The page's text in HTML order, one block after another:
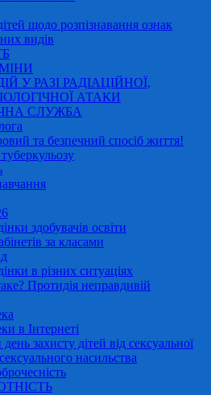
щодо розпізнавання ознак
видів
У РАЗІ РАДІАЦІЙНОЇ,
АТАКИ
СЛУЖБА
та безпечний спосіб життя!
здобувачів освіти
за класами
в різних ситуаціях
Протидія неправдивій
в Інтернеті
захисту дітей від сексуальної
насильства